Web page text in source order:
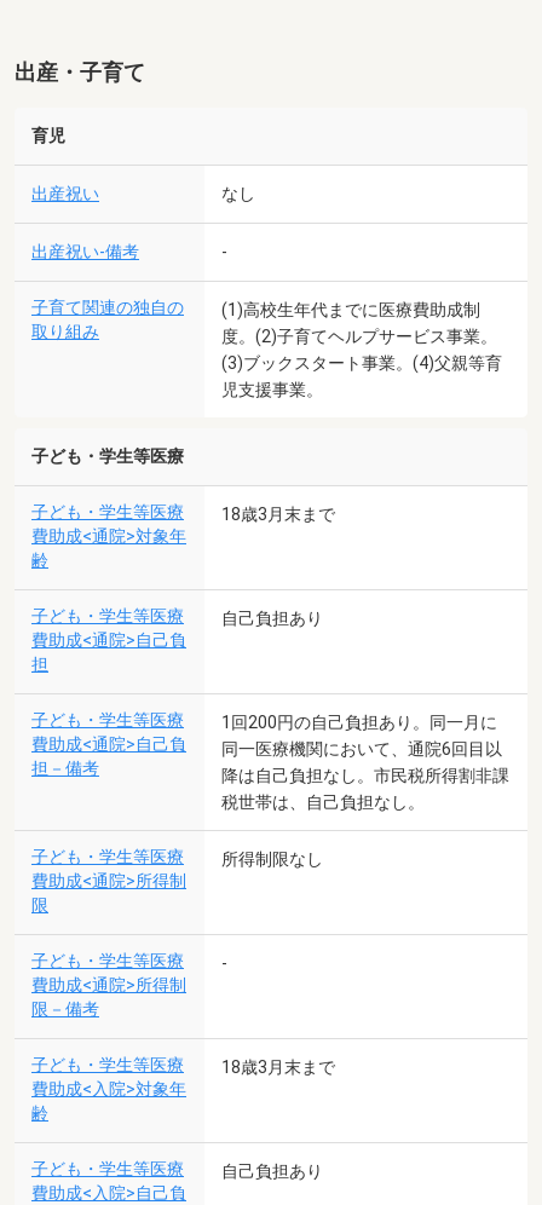
出産・子育て
育児
出産祝い なし
出産祝い-備考 -
子育て関連の独自の
取り組み
(1)高校生年代までに医療費助成制
度。(2)子育てヘルプサービス事業。
(3)ブックスタート事業。(4)父親等育
児支援事業。
子ども・学生等医療
子ども・学生等医療
費助成<通院>対象年
齢
18歳3月末まで
子ども・学生等医療
費助成<通院>自己負
担
自己負担あり
子ども・学生等医療
費助成<通院>自己負
担－備考
1回200円の自己負担あり。同一月に
同一医療機関において、通院6回目以
降は自己負担なし。市民税所得割非課
税世帯は、自己負担なし。
子ども・学生等医療
費助成<通院>所得制
限
所得制限なし
子ども・学生等医療
費助成<通院>所得制
限－備考
-
子ども・学生等医療
費助成<入院>対象年
齢
18歳3月末まで
子ども・学生等医療
費助成<入院>自己負
自己負担あり